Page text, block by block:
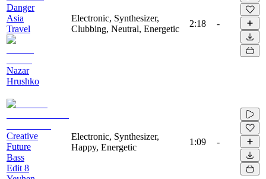
Danger
Asia
Travel
Nazar
Hrushko
Electronic, Synthesizer,
Clubbing, Neutral, Energetic
2:18 -
Creative
Future
Bass
Edit 8
Electronic, Synthesizer,
Happy, Energetic
1:09 -